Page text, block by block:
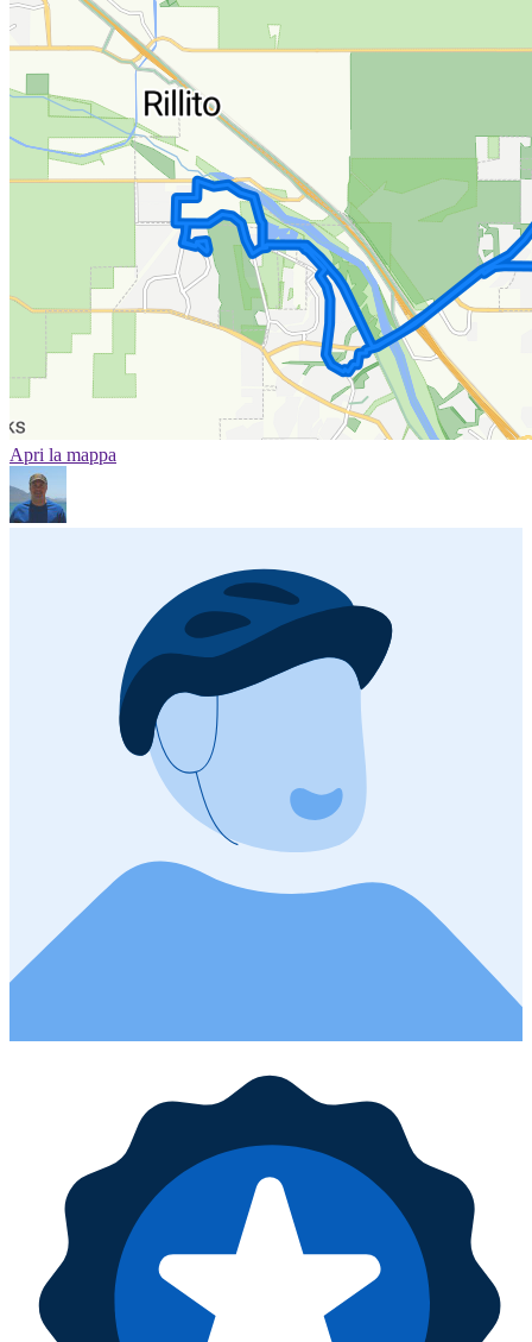
Apri la mappa